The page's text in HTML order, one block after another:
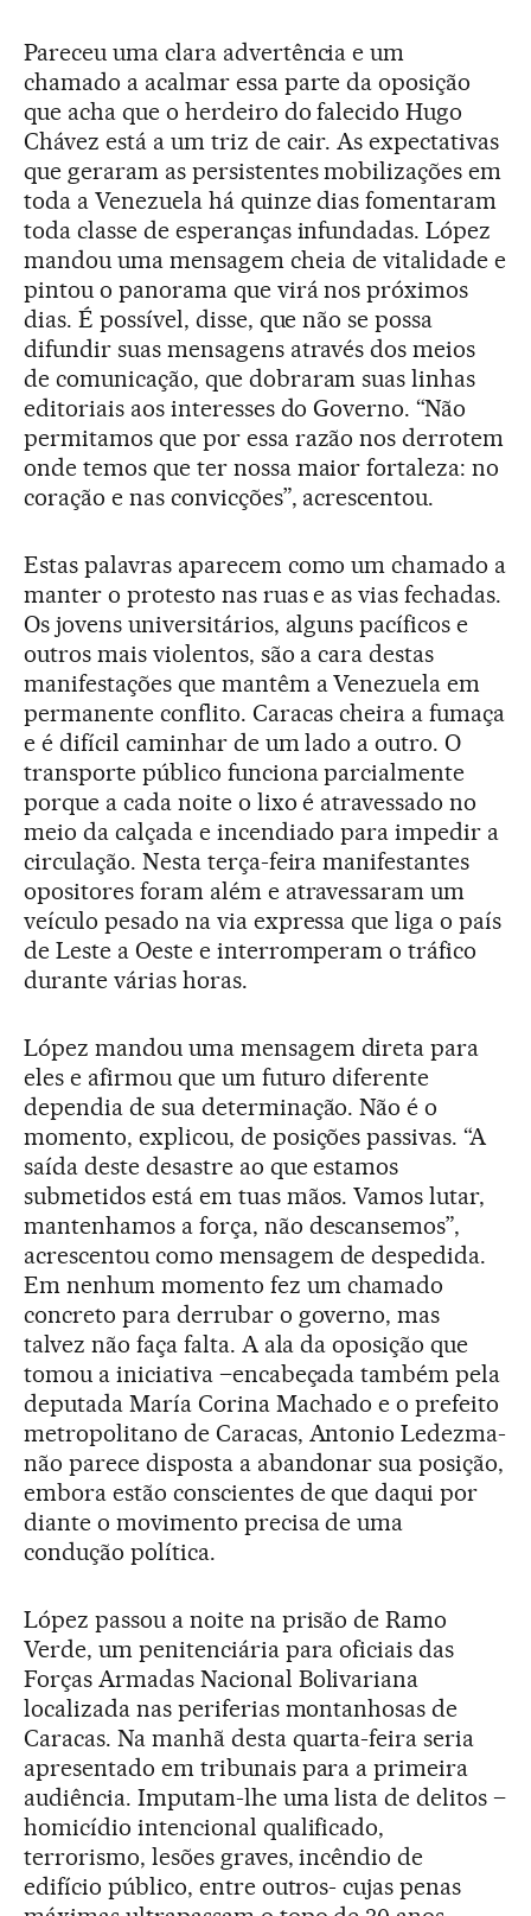
Pareceu uma clara advertência e um
chamado a acalmar essa parte da oposição
que acha que o herdeiro do falecido Hugo
Chávez está a um triz de cair. As expectativas
que geraram as persistentes mobilizações em
toda a Venezuela há quinze dias fomentaram
toda classe de esperanças infundadas. López
mandou uma mensagem cheia de vitalidade e
pintou o panorama que virá nos próximos
dias. É possível, disse, que não se possa
difundir suas mensagens através dos meios
de comunicação, que dobraram suas linhas
editoriais aos interesses do Governo. “Não
permitamos que por essa razão nos derrotem
onde temos que ter nossa maior fortaleza: no
coração e nas convicções”, acrescentou.
Estas palavras aparecem como um chamado a
manter o protesto nas ruas e as vias fechadas.
Os jovens universitários, alguns pacíficos e
outros mais violentos, são a cara destas
manifestações que mantêm a Venezuela em
permanente conflito. Caracas cheira a fumaça
e é difícil caminhar de um lado a outro. O
transporte público funciona parcialmente
porque a cada noite o lixo é atravessado no
meio da calçada e incendiado para impedir a
circulação. Nesta terça-feira manifestantes
opositores foram além e atravessaram um
veículo pesado na via expressa que liga o país
de Leste a Oeste e interromperam o tráfico
durante várias horas.
López mandou uma mensagem direta para
eles e afirmou que um futuro diferente
dependia de sua determinação. Não é o
momento, explicou, de posições passivas. “A
saída deste desastre ao que estamos
submetidos está em tuas mãos. Vamos lutar,
mantenhamos a força, não descansemos”,
acrescentou como mensagem de despedida.
Em nenhum momento fez um chamado
concreto para derrubar o governo, mas
talvez não faça falta. A ala da oposição que
tomou a iniciativa –encabeçada também pela
deputada María Corina Machado e o prefeito
metropolitano de Caracas, Antonio Ledezma-
não parece disposta a abandonar sua posição,
embora estão conscientes de que daqui por
diante o movimento precisa de uma
condução política.
López passou a noite na prisão de Ramo
Verde, um penitenciária para oficiais das
Forças Armadas Nacional Bolivariana
localizada nas periferias montanhosas de
Caracas. Na manhã desta quarta-feira seria
apresentado em tribunais para a primeira
audiência. Imputam-lhe uma lista de delitos –
homicídio intencional qualificado,
terrorismo, lesões graves, incêndio de
edifício público, entre outros- cujas penas